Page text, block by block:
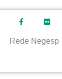
Rede Negesp